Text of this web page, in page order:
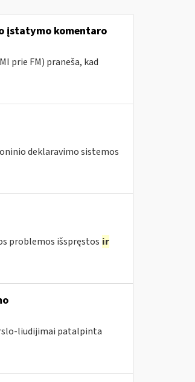
įstatymo komentaro
prie FM) praneša, kad
deklaravimo sistemos
problemos išspręstos ir
liudijimai patalpinta